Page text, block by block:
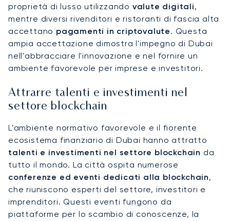
proprietà di lusso utilizzando valute digitali,
mentre diversi rivenditori e ristoranti di fascia alta
accettano pagamenti in criptovalute. Questa
ampia accettazione dimostra l'impegno di Dubai
nell'abbracciare l'innovazione e nel fornire un
ambiente favorevole per imprese e investitori.
Attrarre talenti e investimenti nel
settore blockchain
L'ambiente normativo favorevole e il fiorente
ecosistema finanziario di Dubai hanno attratto
talenti e investimenti nel settore blockchain da
tutto il mondo. La città ospita numerose
conferenze ed eventi dedicati alla blockchain,
che riuniscono esperti del settore, investitori e
imprenditori. Questi eventi fungono da
piattaforme per lo scambio di conoscenze, la